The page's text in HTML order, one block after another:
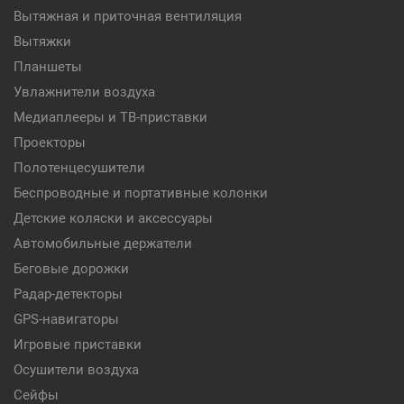
Вытяжная и приточная вентиляция
Вытяжки
Планшеты
Увлажнители воздуха
Медиаплееры и ТВ-приставки
Проекторы
Полотенцесушители
Беспроводные и портативные колонки
Детские коляски и аксессуары
Автомобильные держатели
Беговые дорожки
Радар-детекторы
GPS-навигаторы
Игровые приставки
Осушители воздуха
Сейфы